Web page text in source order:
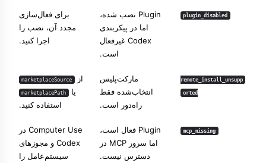
plugin_disabled
Plugin نصب شده،
اما در پیکربندی
Codex غیرفعال
است.
برای فعال‌سازی
مجدد آن، نصب را
اجرا کنید.
remote_install_unsupp
orted
مارکت‌پلیس
انتخاب‌شده فقط
راه‌دور است.
از marketplaceSource
یا marketplacePath
استفاده کنید.
mcp_missing
Plugin فعال است،
اما سرور MCP در
دسترس نیست.
Computer Use در
Codex و مجوزهای
سیستم‌عامل را